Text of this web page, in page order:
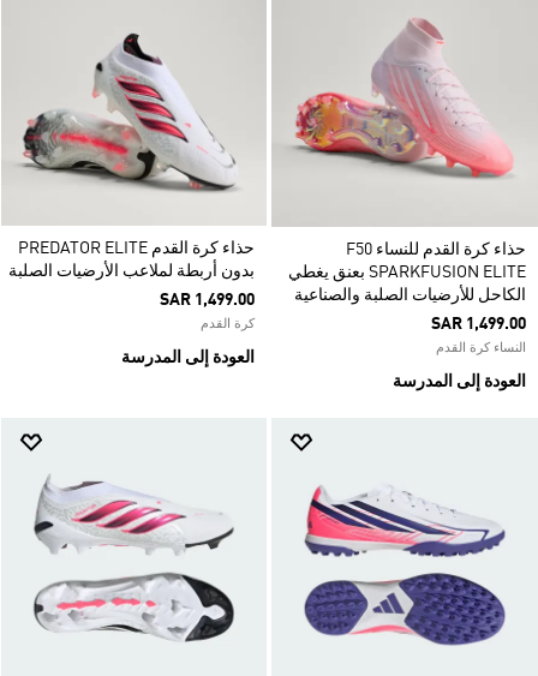
حذاء كرة القدم للنساء F50
SPARKFUSION ELITE بعنق يغطي
الكاحل للأرضيات الصلبة والصناعية
SAR 1,499.00
النساء كرة القدم
العودة إلى المدرسة
حذاء كرة القدم PREDATOR ELITE
بدون أربطة لملاعب الأرضيات الصلبة
SAR 1,499.00
كرة القدم
العودة إلى المدرسة